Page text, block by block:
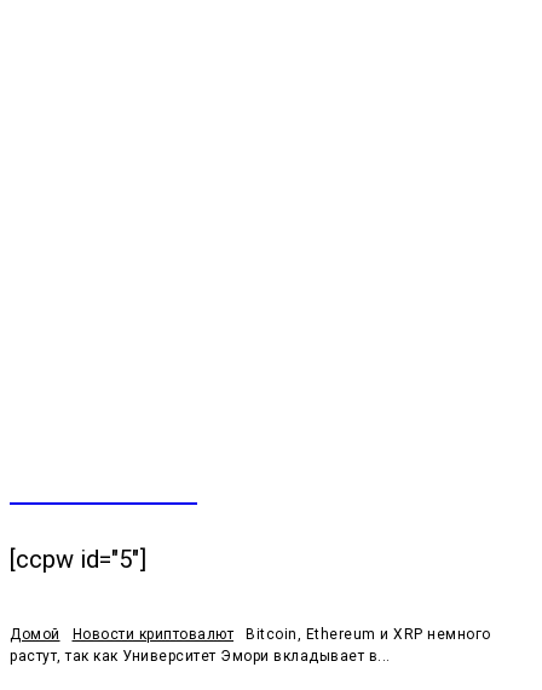
[ccpw id="5"]
Домой Новости криптовалют
Bitcoin, Ethereum и XRP немного
растут, так как Университет Эмори вкладывает в...